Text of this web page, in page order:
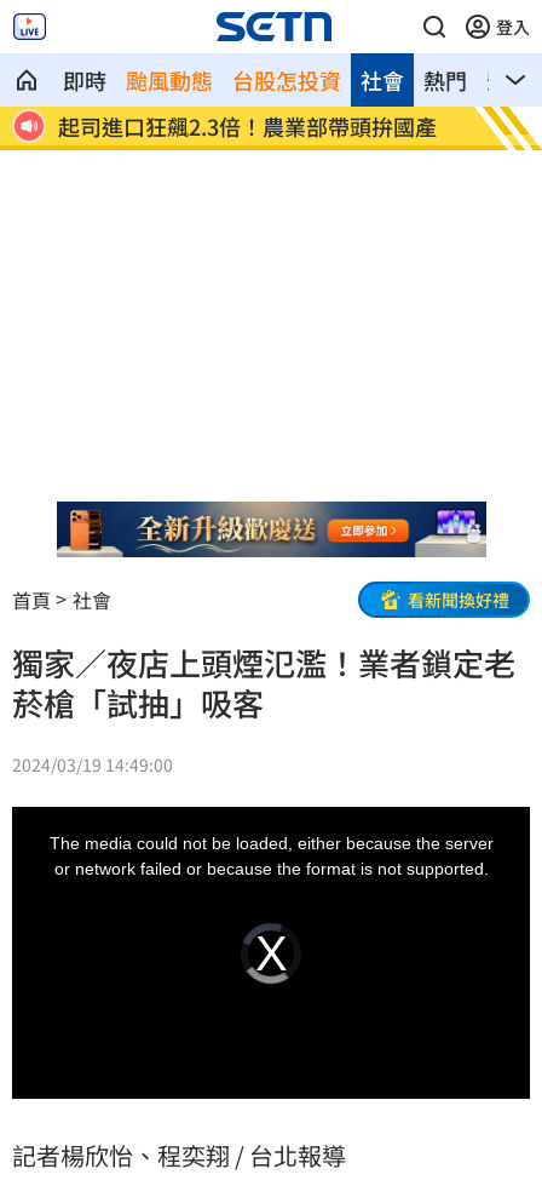
登入
即時 颱風動態 台股怎投資 熱門 影音
社會
起司進口狂飆2.3倍！農業部帶頭拚國產
小說家38
金
首頁 社會 看新聞換好禮
獨家／夜店上頭煙氾濫！業者鎖定老
菸槍「試抽」吸客
2024/03/19 14:49:00
Video
Player
loading.
The media could not be loaded, either because the server
or network failed or because the format is not supported.
記者楊欣怡、程奕翔 / 台北報導